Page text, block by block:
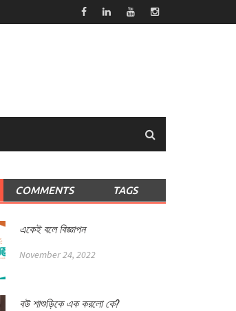
COMMENTS TAGS
একেই বলে বিজ্ঞাপন
November 24, 2022
বউ শাশুড়িকে এক করলো কে?